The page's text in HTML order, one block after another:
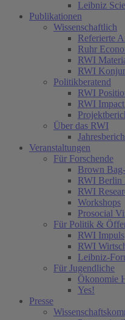
Leibniz
Publikationen
Wissenschaftlich
Referierte
Ruhr
RWI
RWI
Politikberatend
RWI
RWI
Über das RWI
Veranstaltungen
Für Forschende
Brown
RWI Berlin
RWI
Workshops
Prosocial
Für Politik &
RWI Impuls
RWI
Leibniz-
Für Jugendliche
Ökonomie
Yes!
Presse